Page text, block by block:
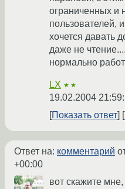
ограниченных и
пользователей,
хочется давать
даже не
нормально
LX ★★
19.02.2004
Показать ответ
Ответ на: комментарий
+00:00
вот скажите